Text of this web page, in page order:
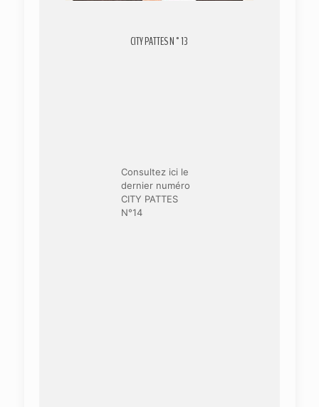
CITY PATTES N°13
Consultez ici le
dernier numéro
CITY PATTES
N°14